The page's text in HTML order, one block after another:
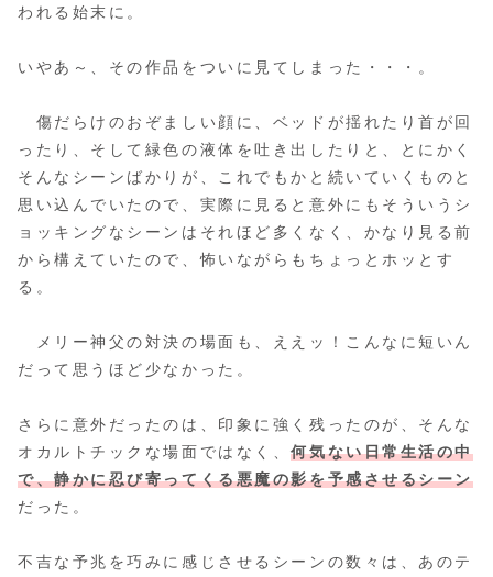
われる始末に。
いやあ～、その作品をついに見てしまった・・・。
傷だらけのおぞましい顔に、ベッドが揺れたり首が回
ったり、そして緑色の液体を吐き出したりと、とにかく
そんなシーンばかりが、これでもかと続いていくものと
思い込んでいたので、実際に見ると意外にもそういうシ
ョッキングなシーンはそれほど多くなく、かなり見る前
から構えていたので、怖いながらもちょっとホッとす
る。
メリー神父の対決の場面も、ええッ！こんなに短いん
だって思うほど少なかった。
さらに意外だったのは、印象に強く残ったのが、そんな
オカルトチックな場面ではなく、何気ない日常生活の中
で、静かに忍び寄ってくる悪魔の影を予感させるシーン
だった。
不吉な予兆を巧みに感じさせるシーンの数々は、あのテ